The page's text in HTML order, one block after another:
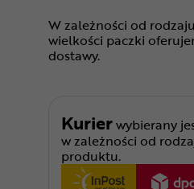
W zależności od
wielkości paczki
dostawy.
Kurierwybierany
w zależności od
produktu.